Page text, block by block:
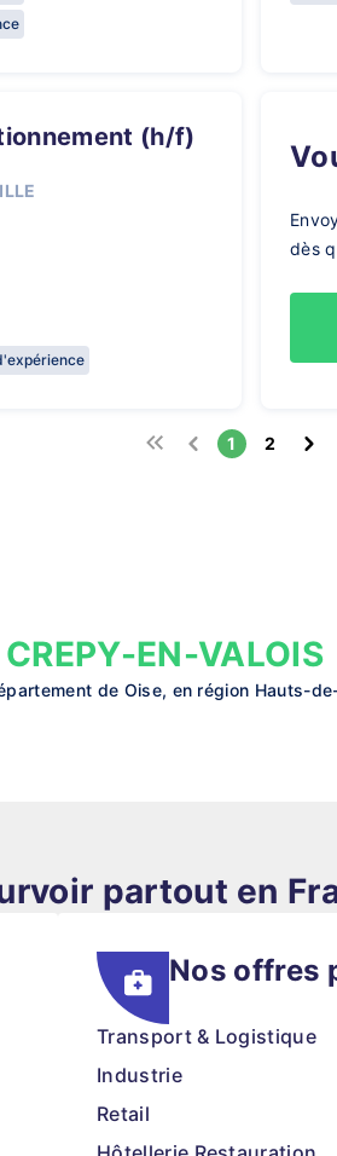
(h/f)
dès
1 2
CREPY-EN-VALOIS
de Oise, en région Hauts-
partout en
Nos offres
Transport & Logistique
Industrie
Retail